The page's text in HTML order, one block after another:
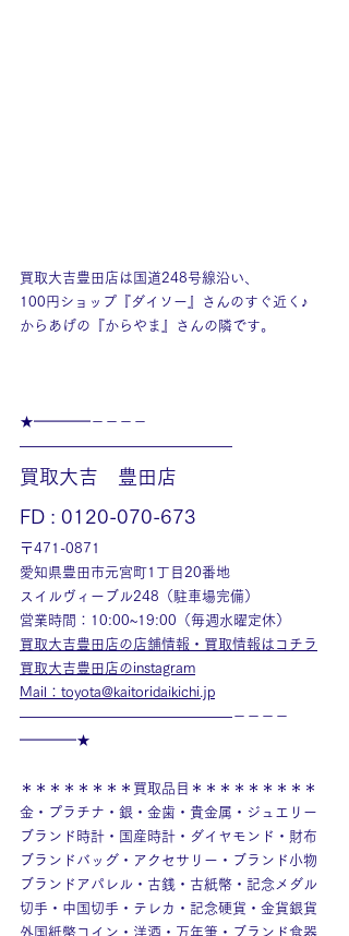
買取大吉豊田店は国道248号線沿い、
100円ショップ『ダイソー』さんのすぐ近く♪
からあげの『からやま』さんの隣です。
★━━━━－－－－
———————————————
買取大吉　豊田店
FD : 0120-070-673
〒471-0871
愛知県豊田市元宮町1丁目20番地
スイルヴィーブル248（駐車場完備）
営業時間：10:00~19:00（毎週水曜定休）
買取大吉豊田店の店舗情報・買取情報はコチラ
買取大吉豊田店のinstagram
Mail：toyota@kaitoridaikichi.jp
———————————————－－－－
━━━━★
＊＊＊＊＊＊＊＊買取品目＊＊＊＊＊＊＊＊＊
金・プラチナ・銀・金歯・貴金属・ジュエリー
ブランド時計・国産時計・ダイヤモンド・財布
ブランドバッグ・アクセサリー・ブランド小物
ブランドアパレル・古銭・古紙幣・記念メダル
切手・中国切手・テレカ・記念硬貨・金貨銀貨
外国紙幣コイン・洋酒・万年筆・ブランド食器